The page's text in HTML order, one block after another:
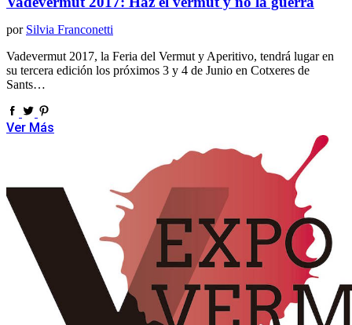
por Silvia Franconetti
Vadevermut 2017, la Feria del Vermut y Aperitivo, tendrá lugar en
su tercera edición los próximos 3 y 4 de Junio en Cotxeres de
Sants…
Ver Más